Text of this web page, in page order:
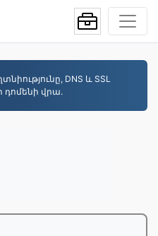
DNS և SSL
դոմենի վրա.